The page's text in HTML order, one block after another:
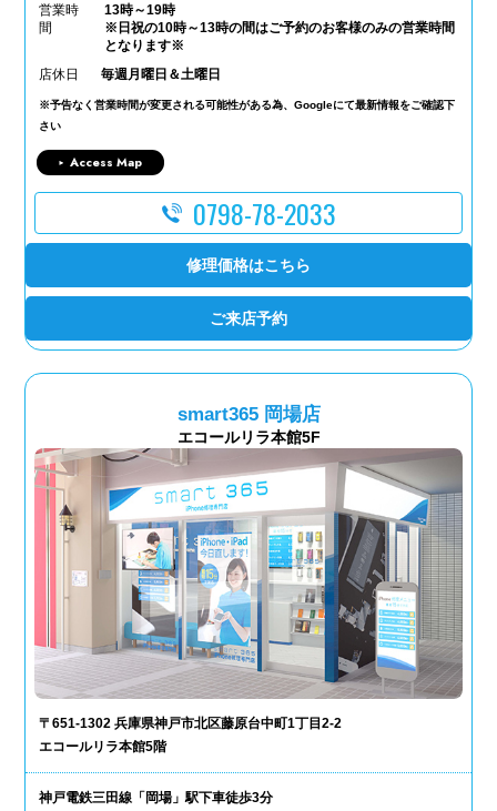
営業時
間
13時～19時
※日祝の10時～13時の間はご予約のお客様のみの営業時間
となります※
店休日
毎週月曜日＆土曜日
※予告なく営業時間が変更される可能性がある為、Googleにて最新情報をご確認下
さい
Access Map
0798-78-2033
修理価格はこちら
ご来店予約
smart365 岡場店
エコールリラ本館5F
〒651-1302 兵庫県神戸市北区藤原台中町1丁目2-2
エコールリラ本館5階
神戸電鉄三田線「岡場」駅下車徒歩3分